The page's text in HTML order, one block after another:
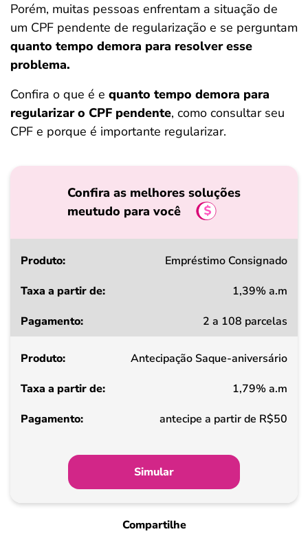
Porém, muitas pessoas enfrentam a situação de
um CPF pendente de regularização e se perguntam
quanto tempo demora para resolver esse
problema.
Confira o que é e quanto tempo demora para
regularizar o CPF pendente, como consultar seu
CPF e porque é importante regularizar.
Confira as melhores soluções
meutudo para você
Produto
a
de
Pagamento
Empréstimo Consignado
1,39% a.m
2 a 108 parcelas
Antecipação Saque-aniversário
1,79% a.m
antecipe a partir de R$50
Simular
Compartilhe